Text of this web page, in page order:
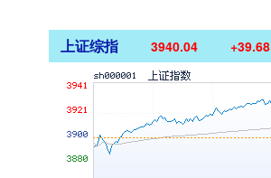
上证综指 3940.04 +39.68